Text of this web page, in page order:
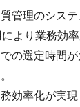
管理のシス
より業務効率
の選定時間
効率化が実